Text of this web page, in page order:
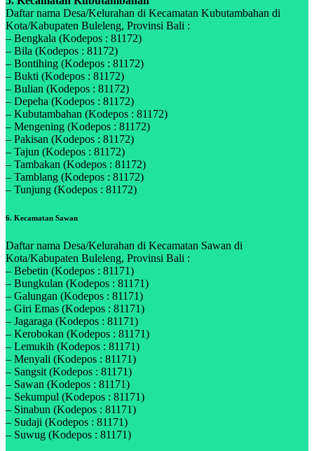
Daftar nama Desa/Kelurahan di Kecamatan Kubutambahan di
Kota/Kabupaten Buleleng, Provinsi Bali :
– Bengkala (Kodepos : 81172)
– Bila (Kodepos : 81172)
– Bontihing (Kodepos : 81172)
– Bukti (Kodepos : 81172)
– Bulian (Kodepos : 81172)
– Depeha (Kodepos : 81172)
– Kubutambahan (Kodepos : 81172)
– Mengening (Kodepos : 81172)
– Pakisan (Kodepos : 81172)
– Tajun (Kodepos : 81172)
– Tambakan (Kodepos : 81172)
– Tamblang (Kodepos : 81172)
– Tunjung (Kodepos : 81172)
6. Kecamatan Sawan
Daftar nama Desa/Kelurahan di Kecamatan Sawan di
Kota/Kabupaten Buleleng, Provinsi Bali :
– Bebetin (Kodepos : 81171)
– Bungkulan (Kodepos : 81171)
– Galungan (Kodepos : 81171)
– Giri Emas (Kodepos : 81171)
– Jagaraga (Kodepos : 81171)
– Kerobokan (Kodepos : 81171)
– Lemukih (Kodepos : 81171)
– Menyali (Kodepos : 81171)
– Sangsit (Kodepos : 81171)
– Sawan (Kodepos : 81171)
– Sekumpul (Kodepos : 81171)
– Sinabun (Kodepos : 81171)
– Sudaji (Kodepos : 81171)
– Suwug (Kodepos : 81171)